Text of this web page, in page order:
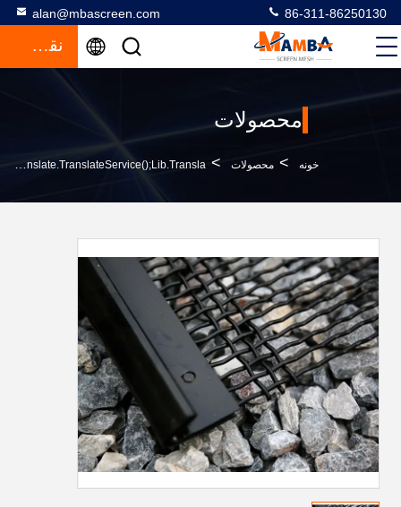
alan@mbascreen.com 86-311-86250130
نقل قول
محصولات
خونه > محصولات >
Quarry Screen Meshfunction GtElInit() {var Lib = New Google.translate.TranslateService();lib.transla